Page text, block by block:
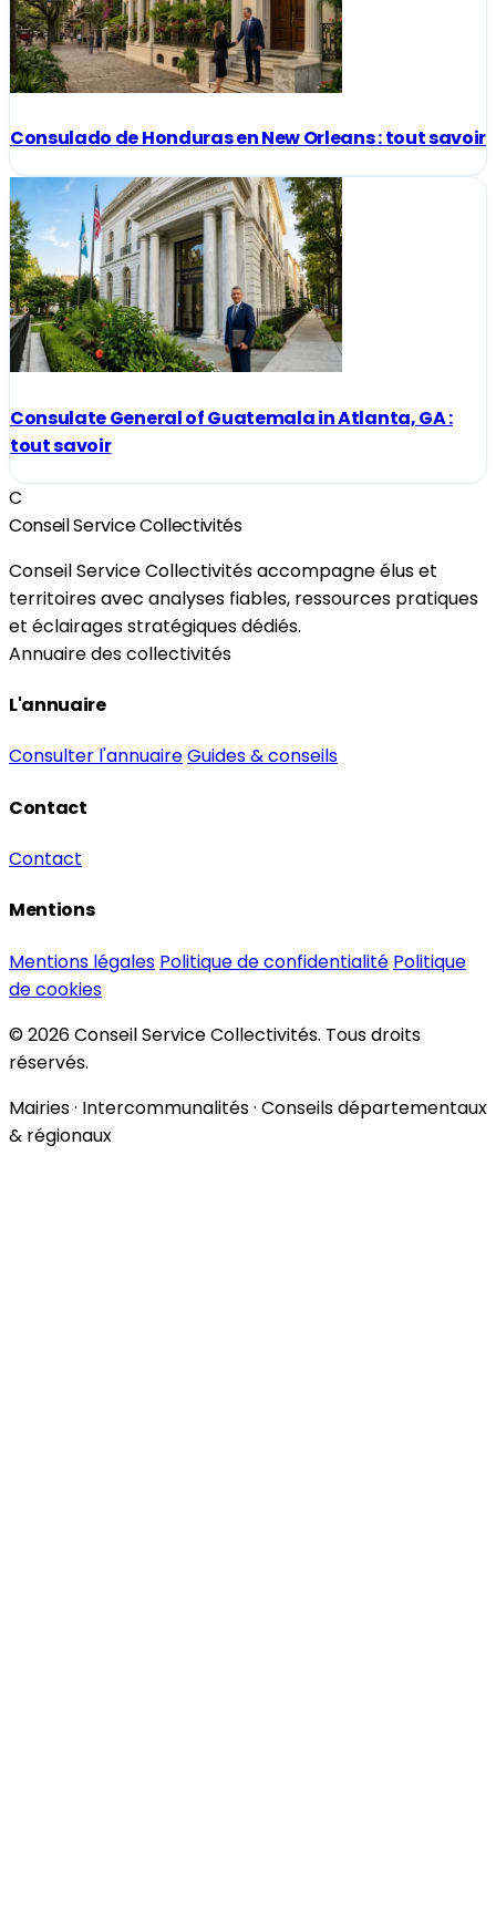
Consulado de Honduras en New Orleans : tout savoir
Consulate General of Guatemala in Atlanta, GA :
tout savoir
C
Conseil Service Collectivités
Conseil Service Collectivités accompagne élus et
territoires avec analyses fiables, ressources pratiques
et éclairages stratégiques dédiés.
Annuaire des collectivités
L'annuaire
Consulter l'annuaireGuides & conseils
Contact
Contact
Mentions
Mentions légales Politique de confidentialité Politique
de cookies
© 2026 Conseil Service Collectivités. Tous droits
réservés.
Mairies · Intercommunalités · Conseils départementaux
& régionaux